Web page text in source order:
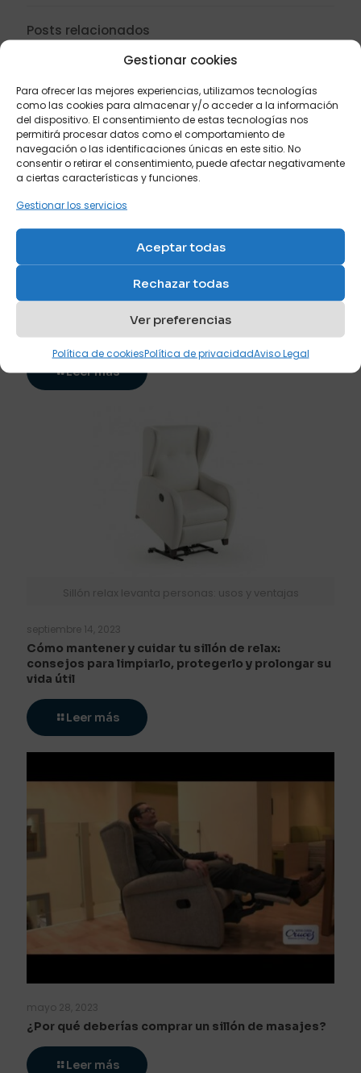
Gestionar cookies
Para ofrecer las mejores experiencias, utilizamos tecnologías
como las cookies para almacenar y/o acceder a la información
del dispositivo. El consentimiento de estas tecnologías nos
permitirá procesar datos como el comportamiento de
navegación o las identificaciones únicas en este sitio. No
consentir o retirar el consentimiento, puede afectar negativamente
a ciertas características y funciones.
Gestionar los servicios
Aceptar todas
Rechazar todas
Ver preferencias
Política de cookiesPolítica de privacidadAviso Legal
Posts relacionados
Leer más
Sillón relax levanta personas: usos y ventajas
septiembre 14, 2023
Cómo mantener y cuidar tu sillón de relax:
consejos para limpiarlo, protegerlo y prolongar su
vida útil
Leer más
mayo 28, 2023
¿Por qué deberías comprar un sillón de masajes?
Leer más